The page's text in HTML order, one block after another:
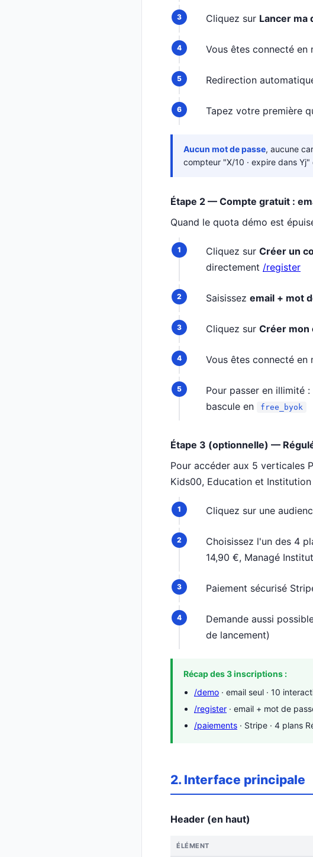
Cliquez sur Lancer ma
Vous êtes connecté en
Redirection
Tapez votre première
Aucun mot de passe, aucune
compteur "X/10 · expire dans
Étape 2 — Compte gratuit :
Quand le quota démo est
Cliquez sur Créer un
directement /register
Saisissez email + mot
Cliquez sur Créer mon
Vous êtes connecté en
Pour passer en illimité
bascule en
free_byok
Étape 3 (optionnelle) —
Pour accéder aux 5 verticales
Kids00, Education et Institution
Cliquez sur une
Choisissez l'un des 4
14,90 €, Managé
Paiement sécurisé
Demande aussi
de lancement)
Récap des 3 inscriptions :
/demo · email seul · 10
/register · email + mot de
/paiements · Stripe · 4 plans
2. Interface principale
Header (en haut)
ÉLÉMENT